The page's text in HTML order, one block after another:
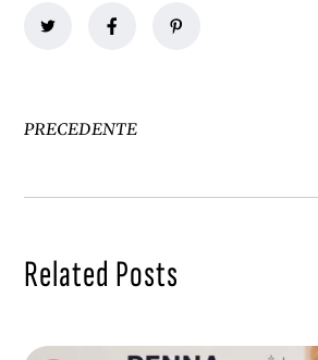
PRECEDENTE
Related Posts